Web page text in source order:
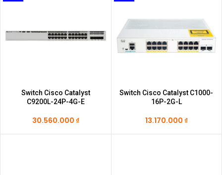
Switch Cisco Catalyst
C9200L-24P-4G-E
30.560.000 ₫
Switch Cisco Catalyst C1000-
16P-2G-L
13.170.000 ₫